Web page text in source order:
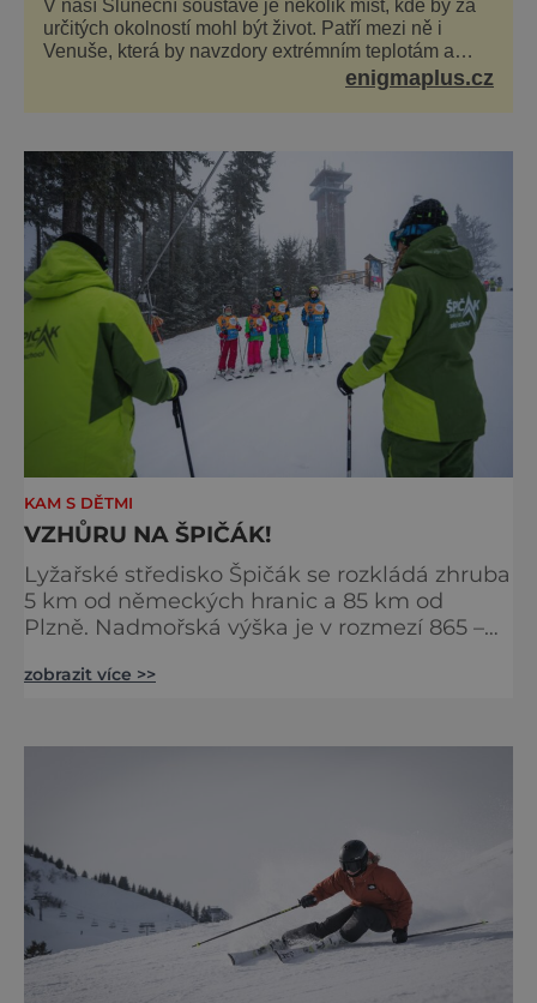
V naší Sluneční soustavě je několik míst, kde by za
určitých okolností mohl být život. Patří mezi ně i
Venuše, která by navzdory extrémním teplotám a
smrtícímu složení atmosféry teoreticky mohla ukrývat
enigmaplus.cz
KAM S DĚTMI
VZHŮRU NA ŠPIČÁK!
Lyžařské středisko Špičák se rozkládá zhruba
5 km od německých hranic a 85 km od
Plzně. Nadmořská výška je v rozmezí 865 –
hory Špičák, podle níž nese celé středisko
zobrazit více >>